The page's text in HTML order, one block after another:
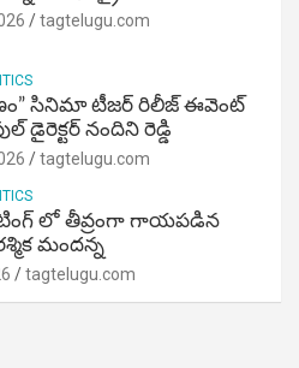
tagtelugu.com
సినిమా టీజర్ రిలీజ్ ఈవెంట్
డైరెక్టర్ నందిని రెడ్డి
tagtelugu.com
లో తీవ్రంగా గాయపడిన
మందన్న
tagtelugu.com